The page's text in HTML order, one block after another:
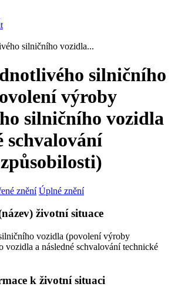
silničního vozidla...
silničního
výroby
silničního vozidla
schvalování
znění Úplné znění
životní situace
vozidla (povolení výroby
vozidla a následné schvalování technické
k životní situaci